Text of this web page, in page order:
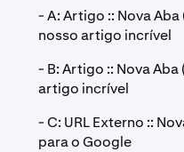
- A: Artigo :: Nova
nosso artigo incrível
- B: Artigo :: Nova
artigo incrível
- C: URL Externo ::
para o Google